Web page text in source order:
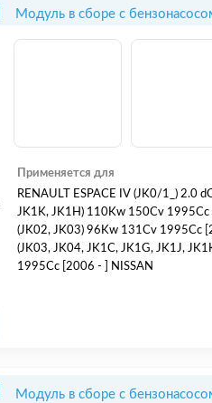
Модуль в сборе с
Применяется для
RENAULT ESPACE IV (JK0/1_) 2.0
JK1K, JK1H) 110Kw 150Cv
(JK02, JK03) 96Kw 131Cv 1995Cc
(JK03, JK04, JK1C, JK1G, JK1J,
1995Cc [2006 - ] NISSAN
Модуль в сборе с